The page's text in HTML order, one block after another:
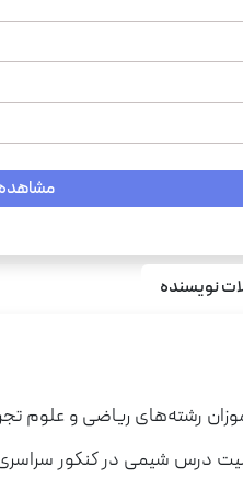
نویسنده
برای دانش‌آموزان